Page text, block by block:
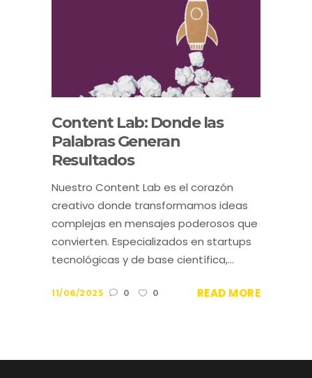
Content Lab: Donde las
Palabras Generan
Resultados
Nuestro Content Lab es el corazón
creativo donde transformamos ideas
complejas en mensajes poderosos que
convierten. Especializados en startups
tecnológicas y de base científica,...
11/06/2025 0 0 READ MORE